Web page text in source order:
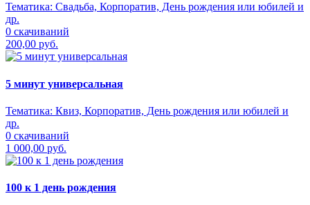
Тематика: Свадьба, Корпоратив, День рождения или юбилей и
др.
0 скачиваний
200,00 руб.
5 минут универсальная
Тематика: Квиз, Корпоратив, День рождения или юбилей и
др.
0 скачиваний
1 000,00 руб.
100 к 1 день рождения